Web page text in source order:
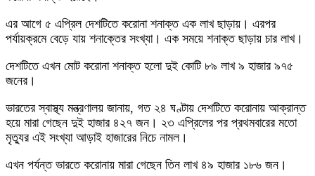
এর আগে ৫ এপ্রিল দেশটিতে করোনা শনাক্ত এক লাখ ছাড়ায়। এরপর
পর্যায়ক্রমে বেড়ে যায় শনাক্তের সংখ্যা। এক সময়ে শনাক্ত ছাড়ায় চার লাখ।
দেশটিতে এখন মোট করোনা শনাক্ত হলো দুই কোটি ৮৯ লাখ ৯ হাজার ৯৭৫
জনের।
ভারতের স্বাস্থ্য মন্ত্রণালয় জানায়, গত ২৪ ঘণ্টায় দেশটিতে করোনায় আক্রান্ত
হয়ে মারা গেছেন দুই হাজার ৪২৭ জন। ২৩ এপ্রিলের পর প্রথমবারের মতো
মৃত্যুর এই সংখ্যা আড়াই হাজারের নিচে নামল।
এখন পর্যন্ত ভারতে করোনায় মারা গেছেন তিন লাখ ৪৯ হাজার ১৮৬ জন।